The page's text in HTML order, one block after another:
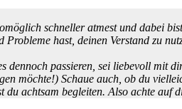
schneller atmest und dabei
hast, deinen Verstand zu
passieren, sei liebevoll mit
möchte!) Schaue auch, ob du
du achtsam begleiten. Also achte auf